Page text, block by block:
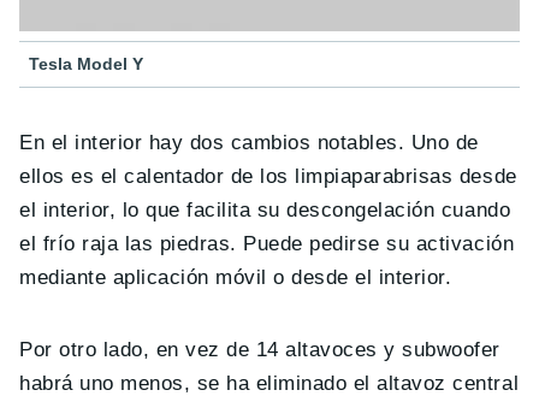
Tesla Model Y
En el interior hay dos cambios notables. Uno de
ellos es el calentador de los limpiaparabrisas desde
el interior, lo que facilita su descongelación cuando
el frío raja las piedras. Puede pedirse su activación
mediante aplicación móvil o desde el interior.
Por otro lado, en vez de 14 altavoces y subwoofer
habrá uno menos, se ha eliminado el altavoz central